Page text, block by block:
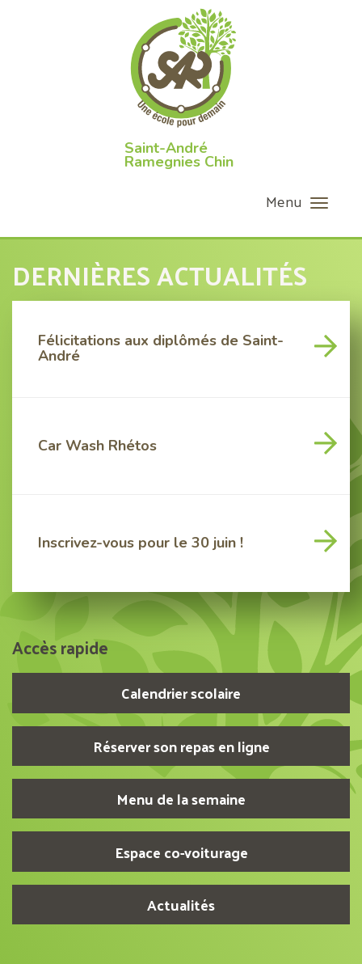
Toggle
DERNIÈRES ACTUALITÉS
Félicitations aux diplômés de Saint-
André
Car Wash Rhétos
Voir
Inscrivez-vous pour le 30 juin !
Voir
Accès rapide
Calendrier scolaire
Réserver son repas en ligne
Menu de la semaine
Espace co-voiturage
Actualités